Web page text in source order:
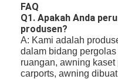
FAQ
Q1. Apakah Anda
produsen?
A: Kami adalah
dalam bidang
ruangan, awning
carports, awning